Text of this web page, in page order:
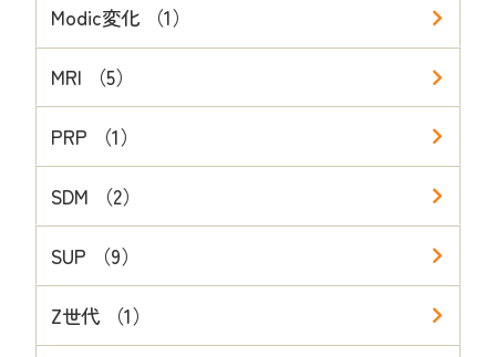
Modic変化 （1）
MRI （5）
PRP （1）
SDM （2）
SUP （9）
Z世代 （1）